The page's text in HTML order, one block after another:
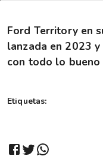
Ford Territory en
lanzada en 2023
con todo lo
Etiquetas: